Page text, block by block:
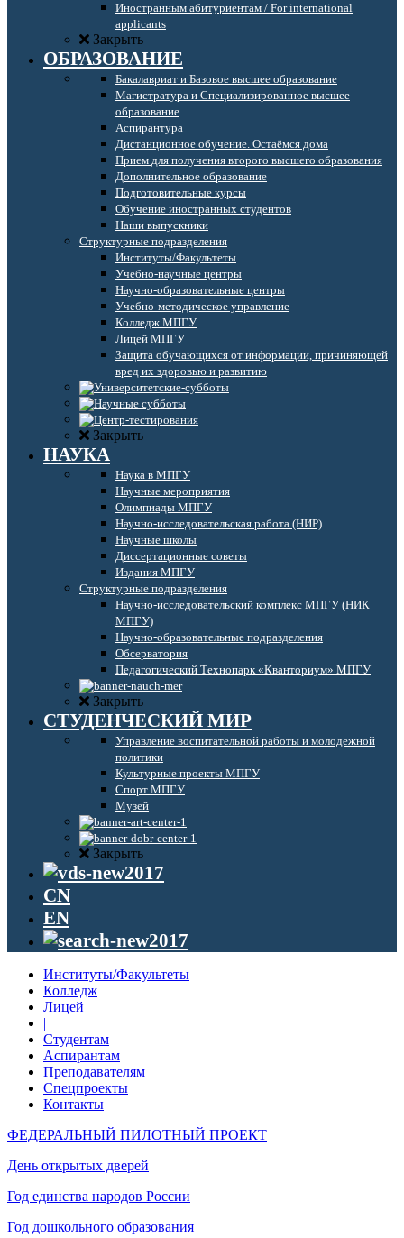
Иностранным абитуриентам / For international
applicants
Закрыть
ОБРАЗОВАНИЕ
Бакалавриат и Базовое высшее образование
Магистратура и Специализированное высшее
образование
Аспирантура
Дистанционное обучение. Остаёмся дома
Прием для получения второго высшего образования
Дополнительное образование
Подготовительные курсы
Обучение иностранных студентов
Наши выпускники
Структурные подразделения
Институты/Факультеты
Учебно-научные центры
Научно-образовательные центры
Учебно-методическое управление
Колледж МПГУ
Лицей МПГУ
Защита обучающихся от информации, причиняющей
вред их здоровью и развитию
Закрыть
НАУКА
Наука в МПГУ
Научные мероприятия
Олимпиады МПГУ
Научно-исследовательская работа (НИР)
Научные школы
Диссертационные советы
Издания МПГУ
Структурные подразделения
Научно-исследовательский комплекс МПГУ (НИК
МПГУ)
Научно-образовательные подразделения
Обсерватория
Педагогический Технопарк «Кванториум» МПГУ
Закрыть
СТУДЕНЧЕСКИЙ МИР
Управление воспитательной работы и молодежной
политики
Культурные проекты МПГУ
Спорт МПГУ
Музей
Закрыть
CN
EN
Институты/Факультеты
Колледж
Лицей
|
Студентам
Аспирантам
Преподавателям
Спецпроекты
Контакты
ФЕДЕРАЛЬНЫЙ ПИЛОТНЫЙ ПРОЕКТ
День открытых дверей
Год единства народов России
Год дошкольного образования